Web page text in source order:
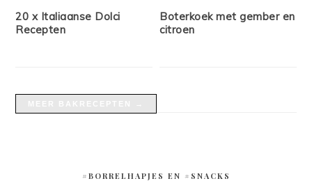
20 x Italiaanse Dolci
Recepten
Boterkoek met gember en
citroen
#BORRELHAPJES EN #SNACKS